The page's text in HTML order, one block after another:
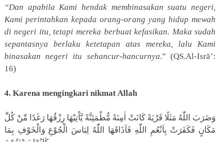
“Dan apabila Kami hendak membinasakan suatu negeri,
Kami perintahkan kepada orang-orang yang hidup mewah
di negeri itu, tetapi mereka berbuat kefasikan. Maka sudah
sepantasnya berlaku ketetapan atas mereka, lalu Kami
binasakan negeri itu sehancur-hancurnya.” (QS.Al-Isrā’:
16)
4. Karena mengingkari nikmat Allah
وَضَرَبَ اللّٰهُ مَثَلًا قَرْيَةً كَانَتْ اٰمِنَةً مُّطْمَئِنَّةً يَّاْتِيْهَا رِزْقُهَا رَغَدًا مِّنْ كُلِّ
مَكَانٍ فَكَفَرَتْ بِاَنْعُمِ اللّٰهِ فَاَذَاقَهَا اللّٰهُ لِبَاسَ الْجُوْعِ وَالْخَوْفِ بِمَا